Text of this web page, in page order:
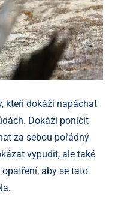
kteří dokáží napáchat
Dokáží poničit
za sebou pořádný
vypudit, ale také
aby se tato